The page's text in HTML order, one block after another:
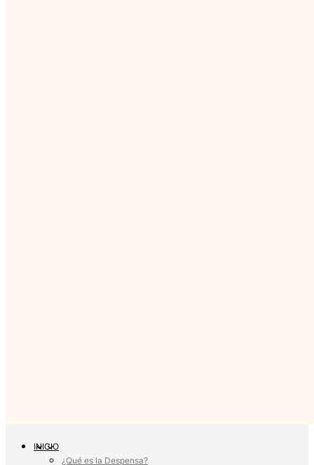
INICIO
¿Qué es la Despensa?